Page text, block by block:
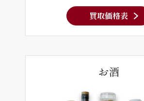
買取価格表
お酒